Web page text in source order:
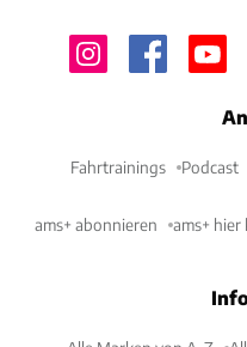
Fahrtrainings Podcast
ams+ abonnieren ams+